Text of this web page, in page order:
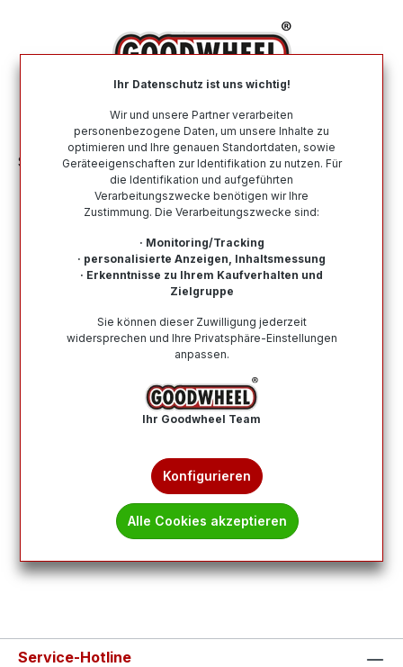
Sommerreifen Nach Automarke ALFA ROMEO
Sommerreifen für die Automarke
Hier finden Sie alle Sommerreifen für die Automarke
ALFA ROMEO. Von namenhaften und renommierten
Kauf auf Rechnung möglich, eine schnelle Lieferung
und ein vertrauenswürdiger Kundensupport.
Wie finde ich meine Reifengröße?
Keine Produkte gefunden.
Service-Hotline
Ihr Datenschutz ist uns wichtig!
Wir und unsere Partner verarbeiten
personenbezogene Daten, um unsere Inhalte zu
optimieren und Ihre genauen Standortdaten, sowie
Geräteeigenschaften zur Identifikation zu nutzen. Für
die Identifikation und aufgeführten
Verarbeitungszwecke benötigen wir Ihre
Zustimmung. Die Verarbeitungszwecke sind:
· Monitoring/Tracking
· personalisierte Anzeigen, Inhaltsmessung
· Erkenntnisse zu Ihrem Kaufverhalten und
Zielgruppe
Sie können dieser Zuwilligung jederzeit
widersprechen und Ihre Privatsphäre-Einstellungen
anpassen.
Ihr Goodwheel Team
Konfigurieren
Alle Cookies akzeptieren